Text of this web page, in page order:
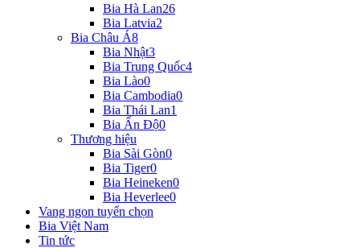
Bia Hà Lan26
Bia Latvia2
Bia Châu Á8
Bia Nhật3
Bia Trung Quốc4
Bia Lào0
Bia Cambodia0
Bia Thái Lan1
Bia Ấn Độ0
Thương hiệu
Bia Sài Gòn0
Bia Tiger0
Bia Heineken0
Bia Heverlee0
Vang ngon tuyển chọn
Bia Việt Nam
Tin tức